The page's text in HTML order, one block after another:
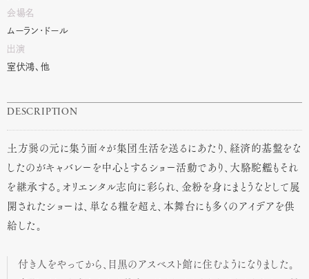
会場名
ムーラン・ドール
出演
室伏鴻、他
DESCRIPTION
土方巽の元に集う面々が集団生活を送るにあたり、経済的基盤をな
したのがキャバレーを中心とするショー活動であり、大駱駝艦もそれ
を継承する。オリエンタル志向に彩られ、金粉を身にまとうなどして展
開されたショーは、単なる糧を超え、本舞台にも多くのアイデアを供
給した。
付き人をやってから、目黒のアスベスト館に住むようになりました。